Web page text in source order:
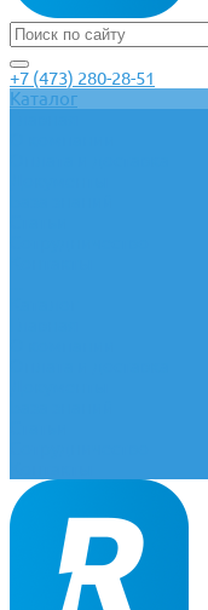
+7 (473) 280-28-51
Каталог